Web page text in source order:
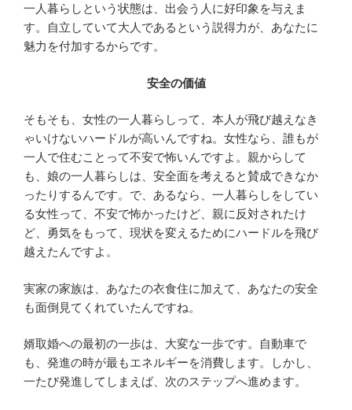
一人暮らしという状態は、出会う人に好印象を与えま
す。自立していて大人であるという説得力が、あなたに
魅力を付加するからです。
安全の価値
そもそも、女性の一人暮らしって、本人が飛び越えなき
ゃいけないハードルが高いんですね。女性なら、誰もが
一人で住むことって不安で怖いんですよ。親からして
も、娘の一人暮らしは、安全面を考えると賛成できなか
ったりするんです。で、あるなら、一人暮らしをしてい
る女性って、不安で怖かったけど、親に反対されたけ
ど、勇気をもって、現状を変えるためにハードルを飛び
越えたんですよ。
実家の家族は、あなたの衣食住に加えて、あなたの安全
も面倒見てくれていたんですね。
婿取婚への最初の一歩は、大変な一歩です。自動車で
も、発進の時が最もエネルギーを消費します。しかし、
一たび発進してしまえば、次のステップへ進めます。